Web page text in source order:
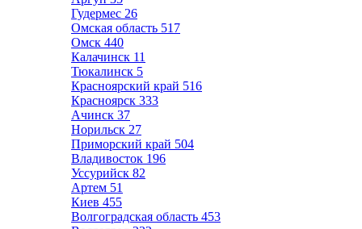
Гудермес 26
Омская область 517
Омск 440
Калачинск 11
Тюкалинск 5
Красноярский край 516
Красноярск 333
Ачинск 37
Норильск 27
Приморский край 504
Владивосток 196
Уссурийск 82
Артем 51
Киев 455
Волгоградская область 453